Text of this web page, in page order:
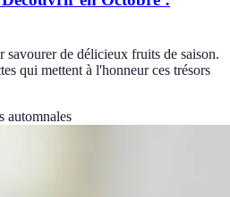
savourer de délicieux fruits de saison.
qui mettent à l'honneur ces trésors
automnales